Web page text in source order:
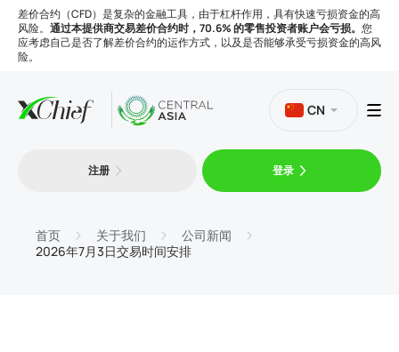
差价合约（CFD）是复杂的金融工具，由于杠杆作用，具有快速亏损资金的高
风险。 通过本提供商交易差价合约时，70.6% 的零售投资者账户会亏损。 您
应考虑自己是否了解差价合约的运作方式，以及是否能够承受亏损资金的高风
险。
平台
CN
注册 登录
首页 关于我们
公司新闻
2026年7月3日交易时间安排